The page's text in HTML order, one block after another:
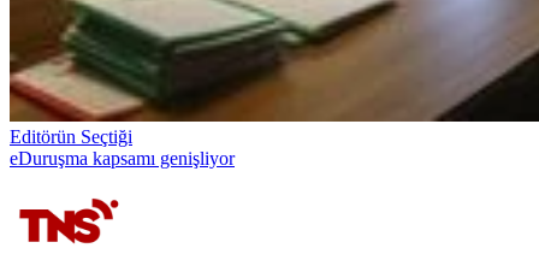
Editörün Seçtiği
eDuruşma kapsamı genişliyor